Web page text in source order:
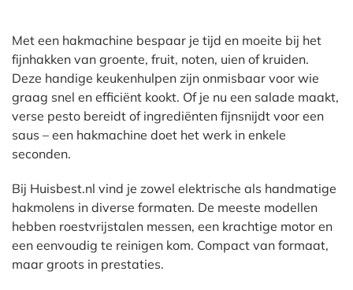
Met een hakmachine bespaar je tijd en moeite bij het
fijnhakken van groente, fruit, noten, uien of kruiden.
Deze handige keukenhulpen zijn onmisbaar voor wie
graag snel en efficiënt kookt. Of je nu een salade maakt,
verse pesto bereidt of ingrediënten fijnsnijdt voor een
saus – een hakmachine doet het werk in enkele
seconden.
Bij Huisbest.nl vind je zowel elektrische als handmatige
hakmolens in diverse formaten. De meeste modellen
hebben roestvrijstalen messen, een krachtige motor en
een eenvoudig te reinigen kom. Compact van formaat,
maar groots in prestaties.